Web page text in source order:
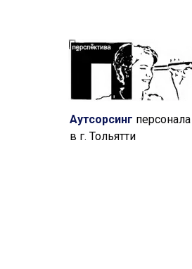
Аутсорсинг персонала
в г. Тольятти